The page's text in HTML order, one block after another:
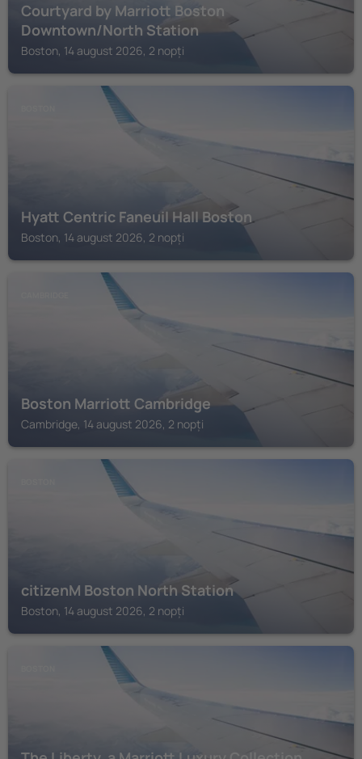
Courtyard by Marriott Boston
Downtown/North Station
Boston, 14 august 2026, 2 nopți
Hyatt Centric Faneuil Hall Boston
Boston, 14 august 2026, 2 nopți
Boston Marriott Cambridge
Cambridge, 14 august 2026, 2 nopți
citizenM Boston North Station
Boston, 14 august 2026, 2 nopți